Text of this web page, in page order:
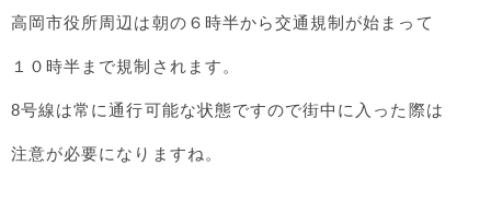
高岡市役所周辺は朝の６時半から交通規制が始まって
１０時半まで規制されます。
8号線は常に通行可能な状態ですので街中に入った際は
注意が必要になりますね。